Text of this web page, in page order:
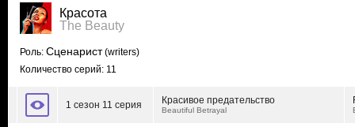
Красота
The Beauty
Роль: Сценарист(writers)
Количество серий: 11
1 сезон 11 серия Красивое предательство
Beautiful Betrayal